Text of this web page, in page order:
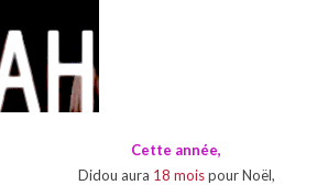
Cette année,
Didou aura 18 moispour Noël,